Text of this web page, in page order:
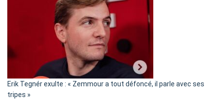
d’alliance
secrète
«
C’est
Erik Tegnér exulte : « Zemmour a tout défoncé, il parle avec ses
tripes »